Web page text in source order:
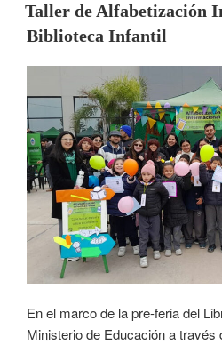
Taller de Alfabetización
Biblioteca Infantil
En el marco de la pre-feria del
Ministerio de Educación a través